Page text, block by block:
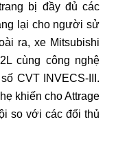
bị đầy đủ các
lại cho người sử
ra, xe Mitsubishi
cùng công nghệ
CVT INVECS-III.
khiến cho Attrage
so với các đối thủ